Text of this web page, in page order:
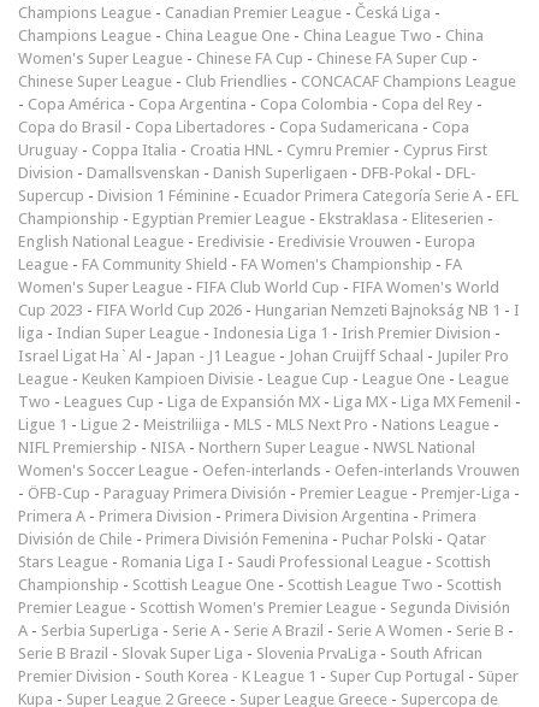
Champions League - Canadian Premier League - Česká Liga -
Champions League - China League One - China League Two - China
Women's Super League - Chinese FA Cup - Chinese FA Super Cup -
Chinese Super League - Club Friendlies - CONCACAF Champions League
- Copa América - Copa Argentina - Copa Colombia - Copa del Rey -
Copa do Brasil - Copa Libertadores - Copa Sudamericana - Copa
Uruguay - Coppa Italia - Croatia HNL - Cymru Premier - Cyprus First
Division - Damallsvenskan - Danish Superligaen - DFB-Pokal - DFL-
Supercup - Division 1 Féminine - Ecuador Primera Categoría Serie A - EFL
Championship - Egyptian Premier League - Ekstraklasa - Eliteserien -
English National League - Eredivisie - Eredivisie Vrouwen - Europa
League - FA Community Shield - FA Women's Championship - FA
Women's Super League - FIFA Club World Cup - FIFA Women's World
Cup 2023 - FIFA World Cup 2026 - Hungarian Nemzeti Bajnokság NB 1 - I
liga - Indian Super League - Indonesia Liga 1 - Irish Premier Division -
Israel Ligat Ha`Al - Japan - J1 League - Johan Cruijff Schaal - Jupiler Pro
League - Keuken Kampioen Divisie - League Cup - League One - League
Two - Leagues Cup - Liga de Expansión MX - Liga MX - Liga MX Femenil -
Ligue 1 - Ligue 2 - Meistriliiga - MLS - MLS Next Pro - Nations League -
NIFL Premiership - NISA - Northern Super League - NWSL National
Women's Soccer League - Oefen-interlands - Oefen-interlands Vrouwen
- ÖFB-Cup - Paraguay Primera División - Premier League - Premjer-Liga -
Primera A - Primera Division - Primera Division Argentina - Primera
División de Chile - Primera División Femenina - Puchar Polski - Qatar
Stars League - Romania Liga I - Saudi Professional League - Scottish
Championship - Scottish League One - Scottish League Two - Scottish
Premier League - Scottish Women's Premier League - Segunda División
A - Serbia SuperLiga - Serie A - Serie A Brazil - Serie A Women - Serie B -
Serie B Brazil - Slovak Super Liga - Slovenia PrvaLiga - South African
Premier Division - South Korea - K League 1 - Super Cup Portugal - Süper
Kupa - Super League 2 Greece - Super League Greece - Supercopa de